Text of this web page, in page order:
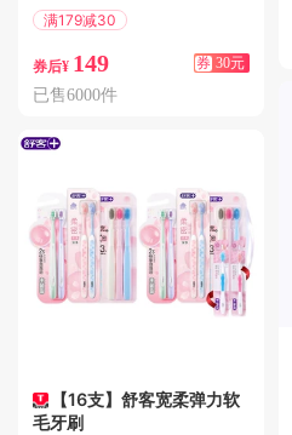
满179减30
券后¥ 149 券 30元
已售6000件
【16支】舒客宽柔弹力软
毛牙刷